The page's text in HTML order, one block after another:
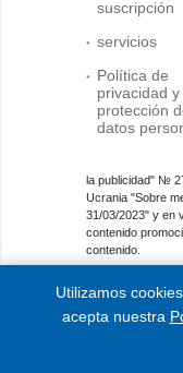
suscripción
servicios
Política de
privacidad y
protección
datos
la publicidad" №
Ucrania "Sobre
31/03/2023" y en
contenido
contenido.
Entidad de
01421.
© 2015-2026
Utilizamos
acepta nuestra